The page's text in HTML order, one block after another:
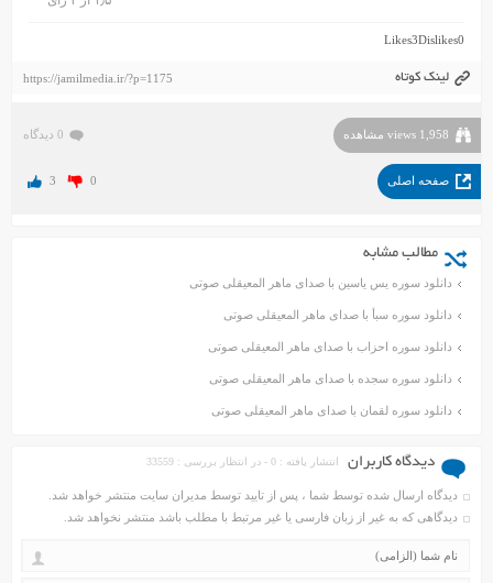
Likes3Dislikes0
لینک کوتاه https://jamilmedia.ir/?p=1175
1,958 views مشاهده 0 دیدگاه
صفحه اصلی 3 0
مطالب مشابه
دانلود سوره یس یاسین با صدای ماهر المعیقلی صوتی
دانلود سوره سبأ با صدای ماهر المعیقلی صوتی
دانلود سوره احزاب با صدای ماهر المعیقلی صوتی
دانلود سوره سجده با صدای ماهر المعیقلی صوتی
دانلود سوره لقمان با صدای ماهر المعیقلی صوتی
دیدگاه کاربران انتشار یافته : 0 - در انتظار بررسی : 33559
دیدگاه ارسال شده توسط شما ، پس از تایید توسط مدیران سایت منتشر خواهد شد.
دیدگاهی که به غیر از زبان فارسی یا غیر مرتبط با مطلب باشد منتشر نخواهد شد.